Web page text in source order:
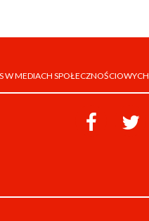
W MEDIACH SPOŁECZNOŚCIOWYCH